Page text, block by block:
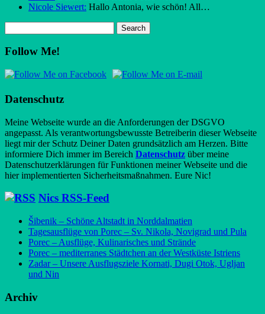
Nicole Siewert: Hallo Antonia, wie schön! All…
Follow Me!
Datenschutz
Meine Webseite wurde an die Anforderungen der DSGVO
angepasst. Als verantwortungsbewusste Betreiberin dieser Webseite
liegt mir der Schutz Deiner Daten grundsätzlich am Herzen. Bitte
informiere Dich immer im Bereich Datenschutz über meine
Datenschutzerklärungen für Funktionen meiner Webseite und die
hier implementierten Sicherheitsmaßnahmen. Eure Nic!
Nics RSS-Feed
Šibenik – Schöne Altstadt in Norddalmatien
Tagesausflüge von Porec – Sv. Nikola, Novigrad und Pula
Porec – Ausflüge, Kulinarisches und Strände
Porec – mediterranes Städtchen an der Westküste Istriens
Zadar – Unsere Ausflugsziele Kornati, Dugi Otok, Ugljan
und Nin
Archiv